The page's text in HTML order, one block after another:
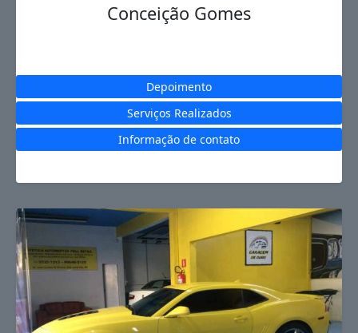
Conceição Gomes
Depoimento
Serviços Realizados
Informação de contato